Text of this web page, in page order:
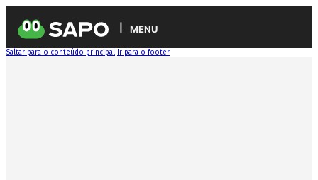
MENU
Saltar para o conteúdo principal Ir para o footer